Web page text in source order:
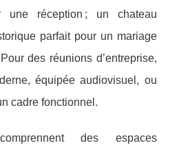
réception ; un chateau
parfait pour un mariage
des réunions d’entreprise,
équipée audiovisuel, ou
cadre fonctionnel.
des espaces